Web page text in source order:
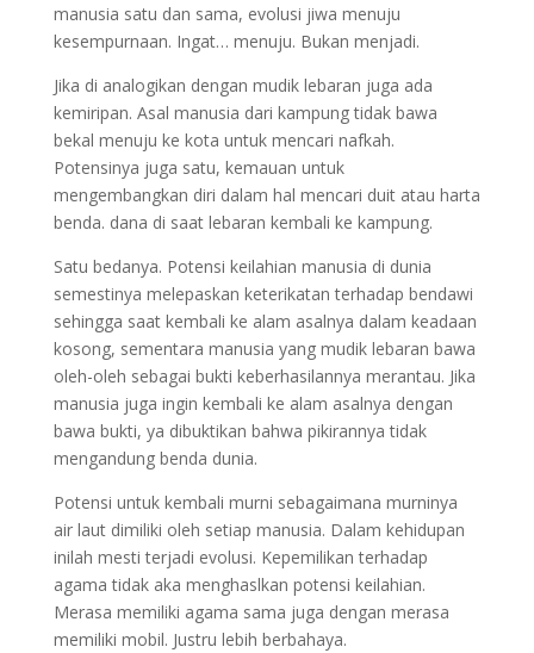
manusia satu dan sama, evolusi jiwa menuju
kesempurnaan. Ingat… menuju. Bukan menjadi.
Jika di analogikan dengan mudik lebaran juga ada
kemiripan. Asal manusia dari kampung tidak bawa
bekal menuju ke kota untuk mencari nafkah.
Potensinya juga satu, kemauan untuk
mengembangkan diri dalam hal mencari duit atau harta
benda. dana di saat lebaran kembali ke kampung.
Satu bedanya. Potensi keilahian manusia di dunia
semestinya melepaskan keterikatan terhadap bendawi
sehingga saat kembali ke alam asalnya dalam keadaan
kosong, sementara manusia yang mudik lebaran bawa
oleh-oleh sebagai bukti keberhasilannya merantau. Jika
manusia juga ingin kembali ke alam asalnya dengan
bawa bukti, ya dibuktikan bahwa pikirannya tidak
mengandung benda dunia.
Potensi untuk kembali murni sebagaimana murninya
air laut dimiliki oleh setiap manusia. Dalam kehidupan
inilah mesti terjadi evolusi. Kepemilikan terhadap
agama tidak aka menghaslkan potensi keilahian.
Merasa memiliki agama sama juga dengan merasa
memiliki mobil. Justru lebih berbahaya.